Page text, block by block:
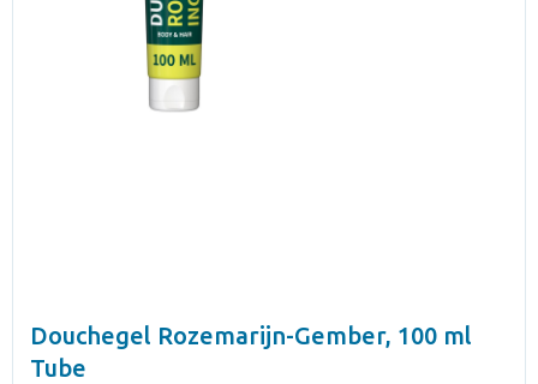
Douchegel Rozemarijn-Gember, 100 ml
Tube